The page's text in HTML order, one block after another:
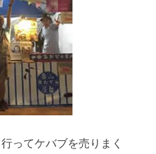
ってケバブを売りまく